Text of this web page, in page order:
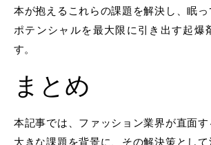
本が抱えるこれらの課題を解決し、眠
ポテンシャルを最大限に引き出す起爆
す。
まとめ
本記事では、ファッション業界が直面す
大きな課題を背景に、その解決策とし